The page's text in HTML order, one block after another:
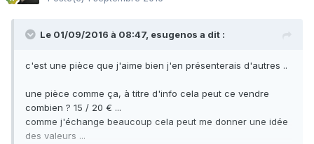
Le 01/09/2016 à 08:47, esugenos a dit :
c'est une pièce que j'aime bien j'en présenterais d'autres ..
une pièce comme ça, à titre d'info cela peut ce vendre
combien ? 15 / 20 € ...
comme j'échange beaucoup cela peut me donner une idée
des valeurs ...